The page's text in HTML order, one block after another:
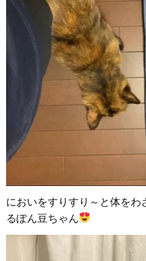
においをすりすり～と体を
るぽん豆ちゃん